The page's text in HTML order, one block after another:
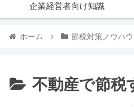
企業経営者向け知識
ホーム 節税対策ノウハウ
不動産で節税